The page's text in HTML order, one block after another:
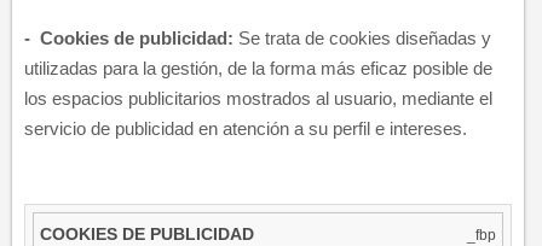
​- Cookies de publicidad: Se trata de cookies diseñadas y
utilizadas para la gestión, de la forma más eficaz posible de
los espacios publicitarios mostrados al usuario, mediante el
servicio de publicidad en atención a su perfil e intereses.
COOKIES
_fbp